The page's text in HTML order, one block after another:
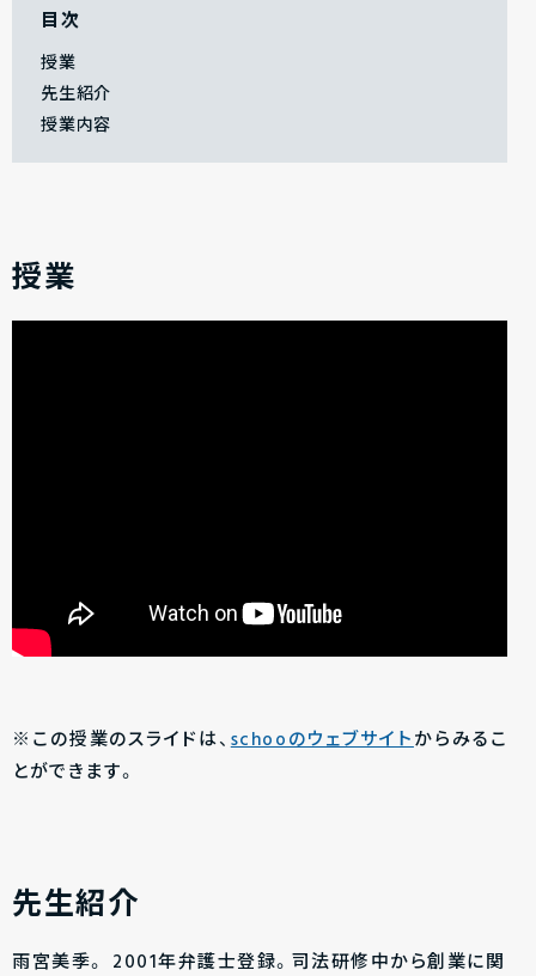
目次
授業
先生紹介
授業内容
授業
※この授業のスライドは、schooのウェブサイトからみるこ
とができます。
先生紹介
雨宮美季。 2001年弁護士登録。司法研修中から創業に関